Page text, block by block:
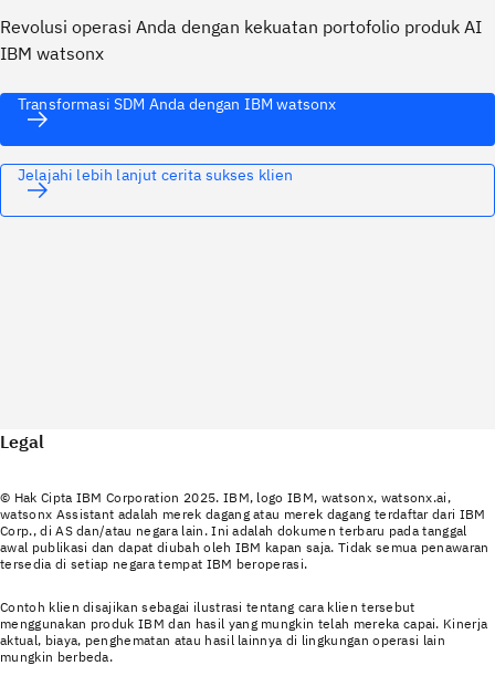
Revolusi operasi Anda dengan kekuatan portofolio produk AI
IBM watsonx
Transformasi SDM Anda dengan IBM watsonx
Jelajahi lebih lanjut cerita sukses klien
Legal
© Hak Cipta IBM Corporation 2025. IBM, logo IBM, watsonx, watsonx.ai,
watsonx Assistant adalah merek dagang atau merek dagang terdaftar dari IBM
Corp., di AS dan/atau negara lain. Ini adalah dokumen terbaru pada tanggal
awal publikasi dan dapat diubah oleh IBM kapan saja. Tidak semua penawaran
tersedia di setiap negara tempat IBM beroperasi.
Contoh klien disajikan sebagai ilustrasi tentang cara klien tersebut
menggunakan produk IBM dan hasil yang mungkin telah mereka capai. Kinerja
aktual, biaya, penghematan atau hasil lainnya di lingkungan operasi lain
mungkin berbeda.